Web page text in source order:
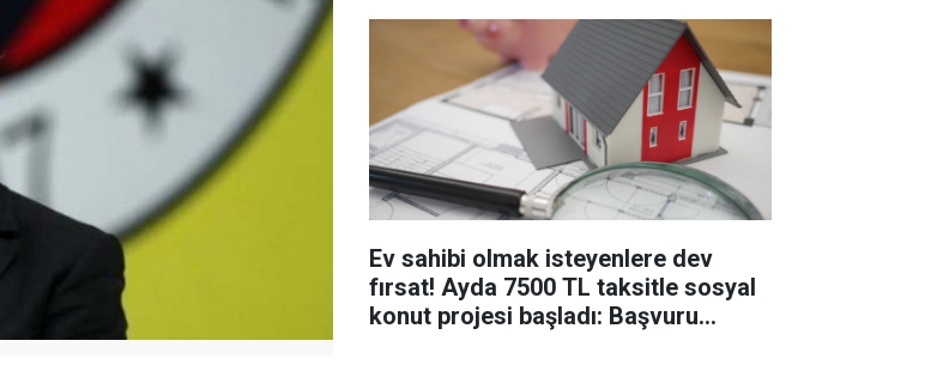
Ev sahibi olmak isteyenlere dev
fırsat! Ayda 7500 TL taksitle sosyal
konut projesi başladı: Başvuru